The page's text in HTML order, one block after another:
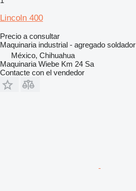
Lincoln 400
Precio a consultar
Maquinaria industrial - agregado soldador
México, Chihuahua
Maquinaria Wiebe Km 24 Sa
Contacte con el vendedor